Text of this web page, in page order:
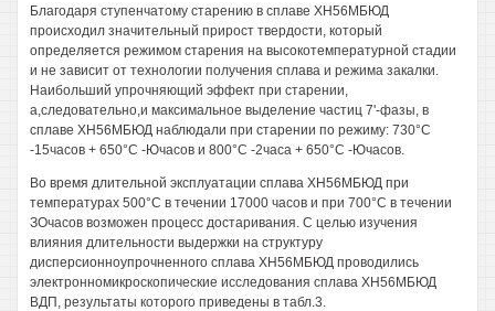
Благодаря ступенчатому старению в сплаве ХН56МБЮД
происходил значительный прирост твердости, который
определяется режимом старения на высокотемпературной стадии
и не зависит от технологии получения сплава и режима закалки.
Наибольший упрочняющий эффект при старении,
а,следовательно,и максимальное выделение частиц 7'-фазы, в
сплаве ХН56МБЮД наблюдали при старении по режиму: 730°С
-15часов + 650°С -Ючасов и 800°С -2часа + 650°С -Ючасов.
Во время длительной эксплуатации сплава ХН56МБЮД при
температурах 500°С в течении 17000 часов и при 700°С в течении
ЗОчасов возможен процесс достаривания. С целью изучения
влияния длительности выдержки на структуру
дисперсионноупрочненного сплава ХН56МБЮД проводились
электронномикроскопические исследования сплава ХН56МБЮД
ВДП, результаты которого приведены в табл.3.